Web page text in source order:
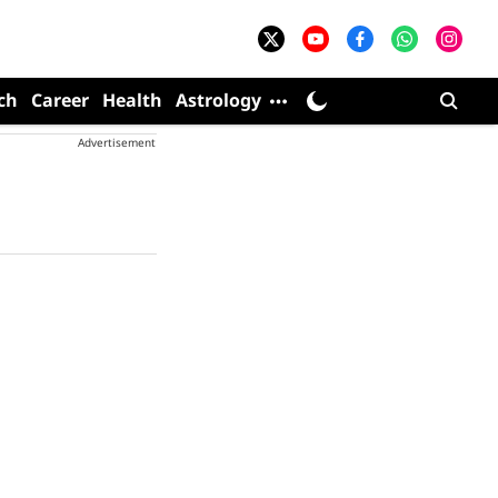
Career Health Astrology
Advertisement